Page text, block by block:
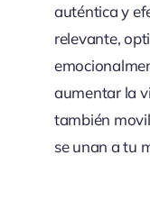
auténtica y
relevante,
aumentar la
también
se unan a tu